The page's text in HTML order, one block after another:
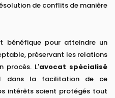
de conflits de manière
bénéfique pour atteindre un
préservant les relations
procès. L'avocat spécialisé
dans la facilitation de ce
intérêts soient protégés tout